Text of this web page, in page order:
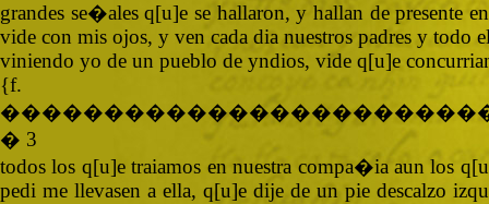
grandes se�ales q[u]e se hallaron, y hallan de presente
vide con mis ojos, y ven cada dia nuestros padres y todo
viniendo yo de un pueblo de yndios, vide q[u]e
� 3
todos los q[u]e traiamos en nuestra compa�ia aun los
pedi me llevasen a ella, q[u]e dije de un pie descalzo